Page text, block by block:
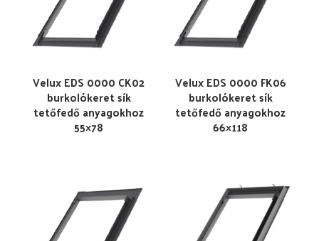
Velux EDS 0000 CK02
burkolókeret sík
tetőfedő anyagokhoz
55×78
Velux EDS 0000 FK06
burkolókeret sík
tetőfedő anyagokhoz
66×118